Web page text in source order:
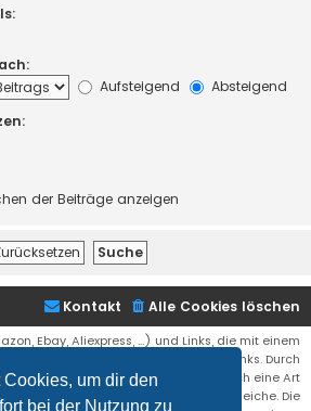
um dir den
bei der Nutzung zu
Aufsteigend
Absteigend
der Beiträge anzeigen
Alle Cookies löschen
Kontakt
Ebay, Aliexpress, ...) und Links, die mit einem
es sich um sogenannte Affiliate Links. Durch
über einen Affiliate Link erhälte ich eine Art
Für euch bleibt der Preis der gleiche. Die